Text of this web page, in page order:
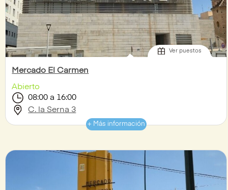
Ver puestos
Mercado El Carmen
Abierto
08:00 a 16:00
C. la Serna 3
+ Más información